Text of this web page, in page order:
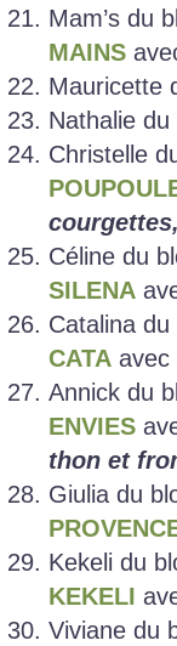
Mam’s du
MAINS
Mauricette
Nathalie du
Christelle
Céline du
SILENA
Catalina du
CATA avec
Annick du
ENVIES
thon et
Giulia du
Kekeli du
KEKELI
Viviane du